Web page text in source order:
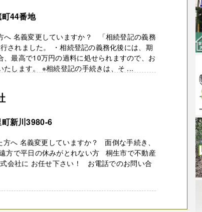
44番地
へ 名義変更していますか？ 「相続登記の義務
されました。 ・相続登記の義務化後には、期
最高で10万円の過料に処せられますので、お
たします。 ※相続登記の手続きは、そ ...
新川3980-6
へ 名義変更していますか？ 面倒な手続き、
方で平日の休みがとれない方 桐生市で不動産
会社に お任せ下さい！ お電話でのお問い合